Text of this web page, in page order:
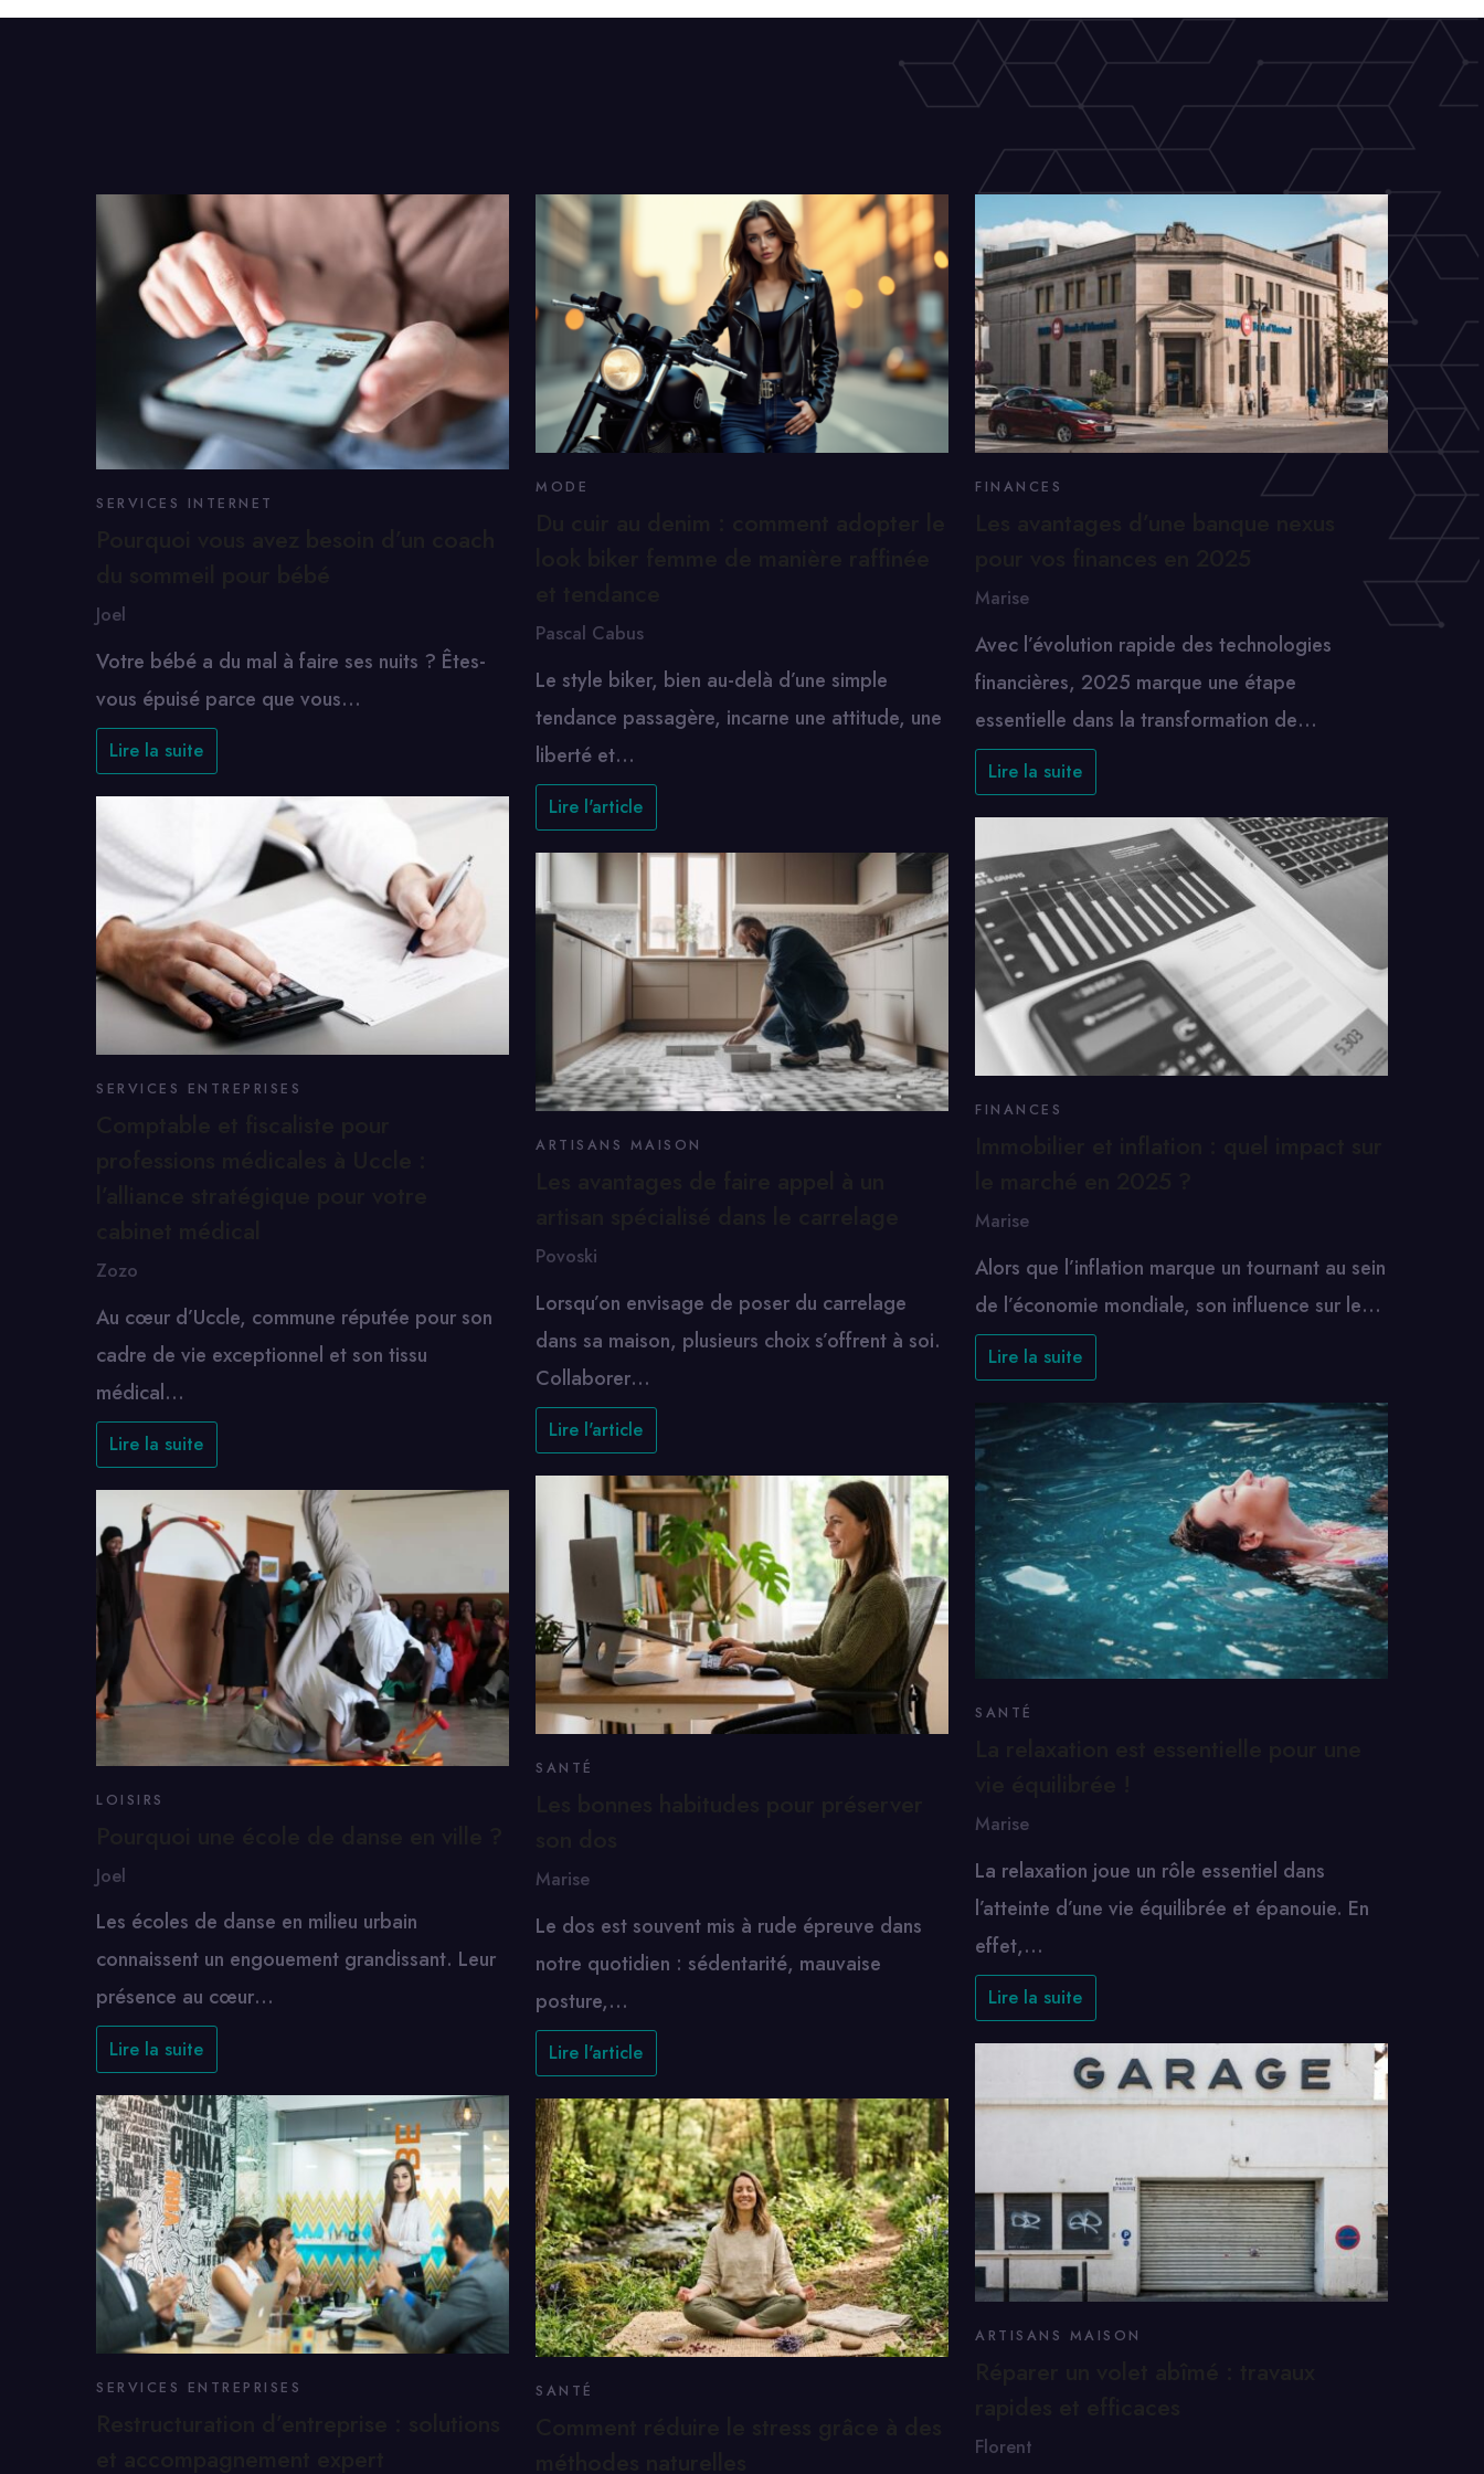
SERVICES INTERNET
Joel
Votre bébé a du mal à faire ses nuits ? Êtes-
vous épuisé parce que vous…
Lire la suite
SERVICES ENTREPRISES
Zozo
Au cœur d’Uccle, commune réputée pour son
cadre de vie exceptionnel et son tissu
médical…
Lire la suite
LOISIRS
Joel
Les écoles de danse en milieu urbain
connaissent un engouement grandissant. Leur
présence au cœur…
Lire la suite
SERVICES ENTREPRISES
MODE
Pascal Cabus
Le style biker, bien au-delà d’une simple
tendance passagère, incarne une attitude, une
liberté et…
Lire l'article
ARTISANS MAISON
Povoski
Lorsqu’on envisage de poser du carrelage
dans sa maison, plusieurs choix s’offrent à soi.
Collaborer…
Lire l'article
SANTÉ
Marise
Le dos est souvent mis à rude épreuve dans
notre quotidien : sédentarité, mauvaise
posture,…
Lire l'article
SANTÉ
FINANCES
Marise
Avec l’évolution rapide des technologies
financières, 2025 marque une étape
essentielle dans la transformation de…
Lire la suite
FINANCES
Marise
Alors que l’inflation marque un tournant au sein
de l’économie mondiale, son influence sur le…
Lire la suite
SANTÉ
Marise
La relaxation joue un rôle essentiel dans
l’atteinte d’une vie équilibrée et épanouie. En
effet,…
Lire la suite
ARTISANS MAISON
Florent